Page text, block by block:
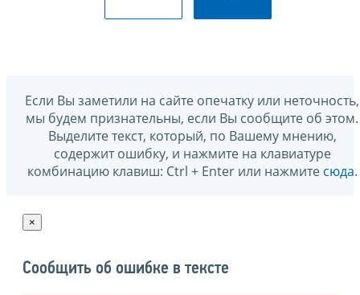
Если Вы заметили на сайте опечатку или неточность,
мы будем признательны, если Вы сообщите об этом.
Выделите текст, который, по Вашему мнению,
содержит ошибку, и нажмите на клавиатуре
комбинацию клавиш: Ctrl + Enter или нажмите сюда.
×
Сообщить об ошибке в тексте